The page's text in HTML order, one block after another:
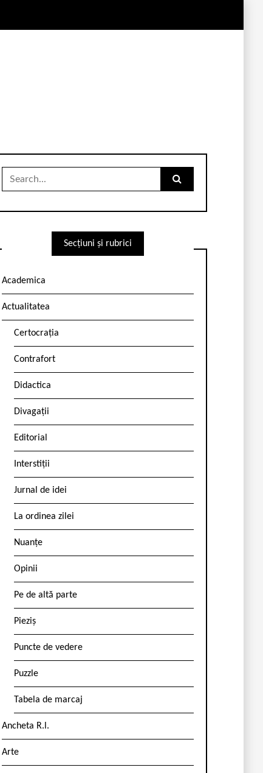
Secțiuni și rubrici
Academica
Actualitatea
Certocrația
Contrafort
Didactica
Divagații
Editorial
Interstiții
Jurnal de idei
La ordinea zilei
Nuanțe
Opinii
Pe de altă parte
Pieziș
Puncte de vedere
Puzzle
Tabela de marcaj
Ancheta R.l.
Arte